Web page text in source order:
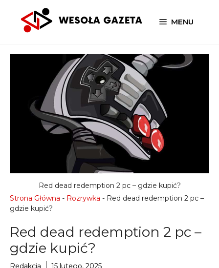
MENU
Strona Główna - Rozrywka - Red dead redemption 2 pc –
gdzie kupić?
Red dead redemption 2 pc –
gdzie kupić?
Redakcja 15 lutego, 2025
Red dead redemption 2 pc – gdzie kupić?